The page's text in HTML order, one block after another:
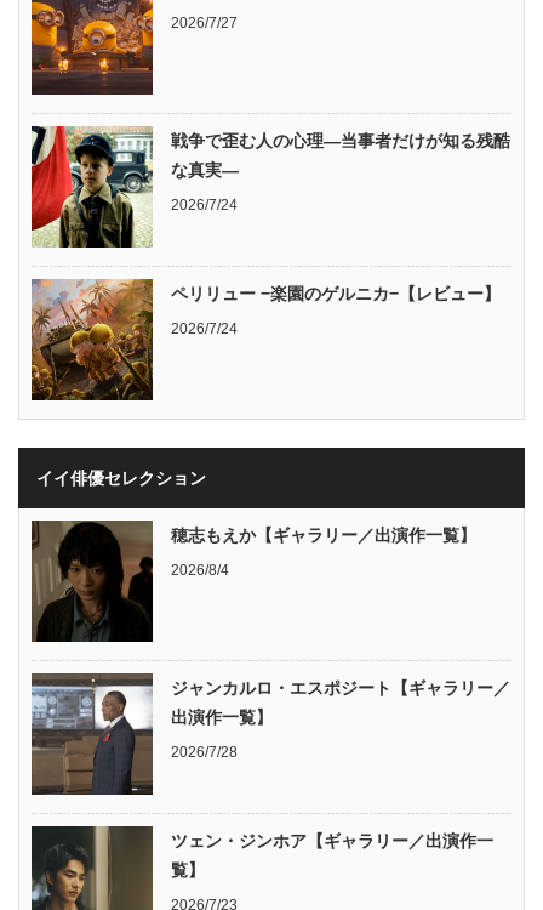
2026/7/27
戦争で歪む人の心理―当事者だけが知る残酷
な真実―
2026/7/24
ペリリュー −楽園のゲルニカ−【レビュー】
2026/7/24
イイ俳優セレクション
穂志もえか【ギャラリー／出演作一覧】
2026/8/4
ジャンカルロ・エスポジート【ギャラリー／
出演作一覧】
2026/7/28
ツェン・ジンホア【ギャラリー／出演作一
覧】
2026/7/23